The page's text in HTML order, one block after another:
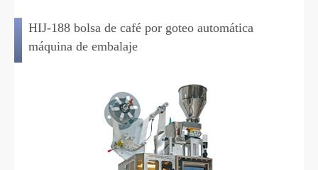
HIJ-188 bolsa de café por goteo automática
máquina de embalaje